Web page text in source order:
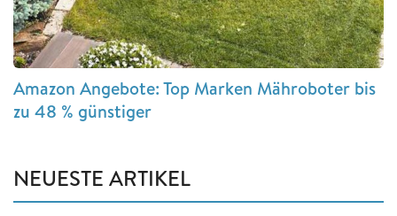
Amazon Angebote: Top Marken Mähroboter bis
zu 48 % günstiger
NEUESTE ARTIKEL